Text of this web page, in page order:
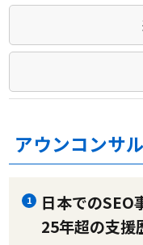
アウンコンサ
1
日本でのSEO
25年超の支援